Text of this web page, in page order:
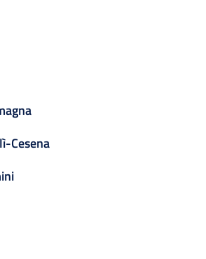
Cesena